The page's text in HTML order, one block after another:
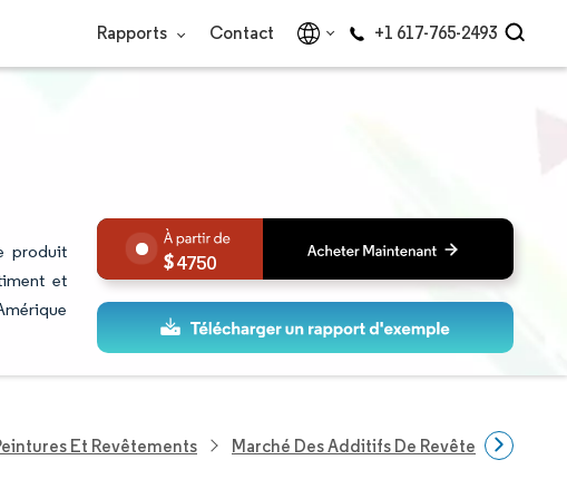
Rapports Contact +1 617-765-2493
produit
et
4750
Et Revêtements Marché Des Additifs De Revêtement À